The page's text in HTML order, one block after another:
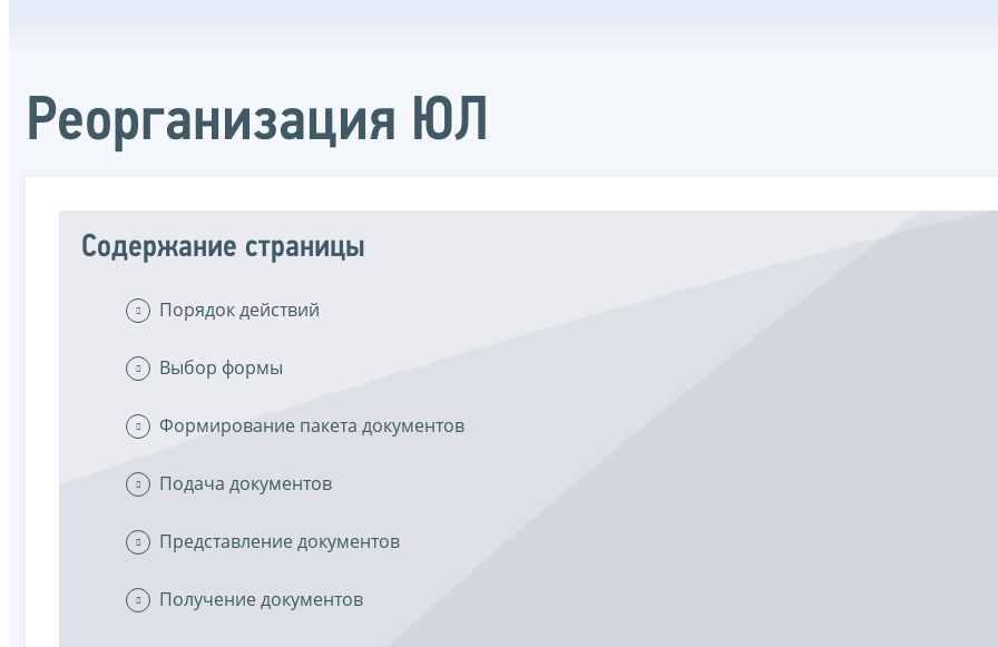
Реорганизация ЮЛ
Содержание страницы
Порядок действий
Выбор формы
Формирование пакета документов
Подача документов
Представление документов
Получение документов